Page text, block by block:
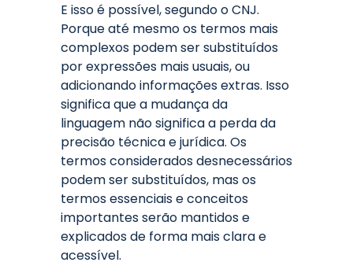
E isso é possível, segundo o CNJ.
Porque até mesmo os termos mais
complexos podem ser substituídos
por expressões mais usuais, ou
adicionando informações extras. Isso
significa que a mudança da
linguagem não significa a perda da
precisão técnica e jurídica. Os
termos considerados desnecessários
podem ser substituídos, mas os
termos essenciais e conceitos
importantes serão mantidos e
explicados de forma mais clara e
acessível.